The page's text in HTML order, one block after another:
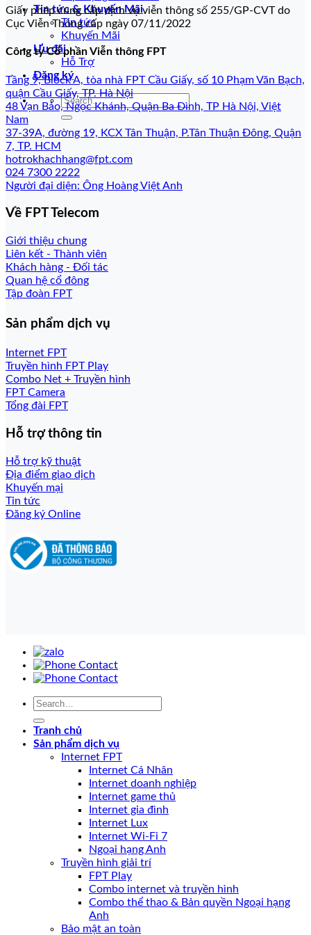
Tin tức & Khuyến Mãi
Tin tức
Khuyến Mãi
Ưu đãi
Hỗ Trợ
Đăng ký
Giấy phép cung cấp dịch vụ viễn thông số 255/GP-CVT do
Cục Viễn Thông cấp ngày 07/11/2022
Công ty Cổ phần Viễn thông FPT
Tầng 9, Block A, tòa nhà FPT Cầu Giấy, số 10 Phạm Văn Bạch,
quận Cầu Giấy, TP. Hà Nội
48 Vạn Bảo, Ngọc Khánh, Quận Ba Đình, TP Hà Nội, Việt
Nam
37-39A, đường 19, KCX Tân Thuận, P.Tân Thuận Đông, Quận
7, TP. HCM
hotrokhachhang@fpt.com
024 7300 2222
Người đại diện: Ông Hoàng Việt Anh
Về FPT Telecom
Giới thiệu chung
Liên kết - Thành viên
Khách hàng - Đối tác
Quan hệ cổ đông
Tập đoàn FPT
Sản phẩm dịch vụ
Internet FPT
Truyền hình FPT Play
Combo Net + Truyền hình
FPT Camera
Tổng đài FPT
Hỗ trợ thông tin
Hỗ trợ kỹ thuật
Địa điểm giao dịch
Khuyến mại
Tin tức
Đăng ký Online
Tranh chủ
Sản phẩm dịch vụ
Internet FPT
Internet Cá Nhân
Internet doanh nghiệp
Internet game thủ
Internet gia đình
Internet Lux
Internet Wi-Fi 7
Ngoại hạng Anh
Truyền hình giải trí
FPT Play
Combo internet và truyền hình
Combo thể thao & Bản quyền Ngoại hạng
Anh
Bảo mật an toàn